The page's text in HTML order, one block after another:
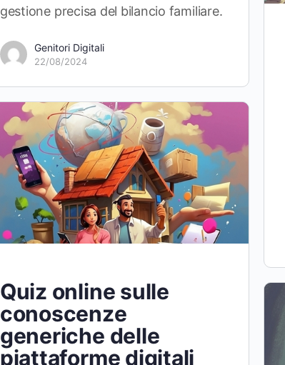
gestione precisa del bilancio familiare.
Genitori Digitali
22/08/2024
Quiz online sulle
conoscenze
generiche delle
piattaforme digitali